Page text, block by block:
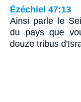
Ézéchiel 47:13
Ainsi parle le
du pays que
douze tribus